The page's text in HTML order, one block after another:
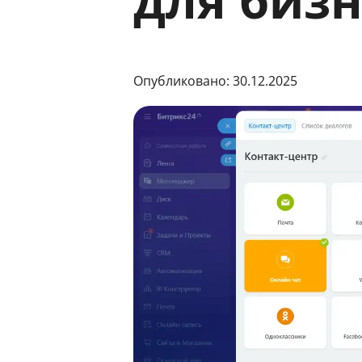
Опубликовано: 30.12.2025